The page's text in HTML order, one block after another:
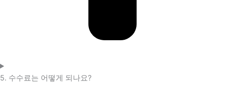
5. 수수료는 어떻게 되나요?